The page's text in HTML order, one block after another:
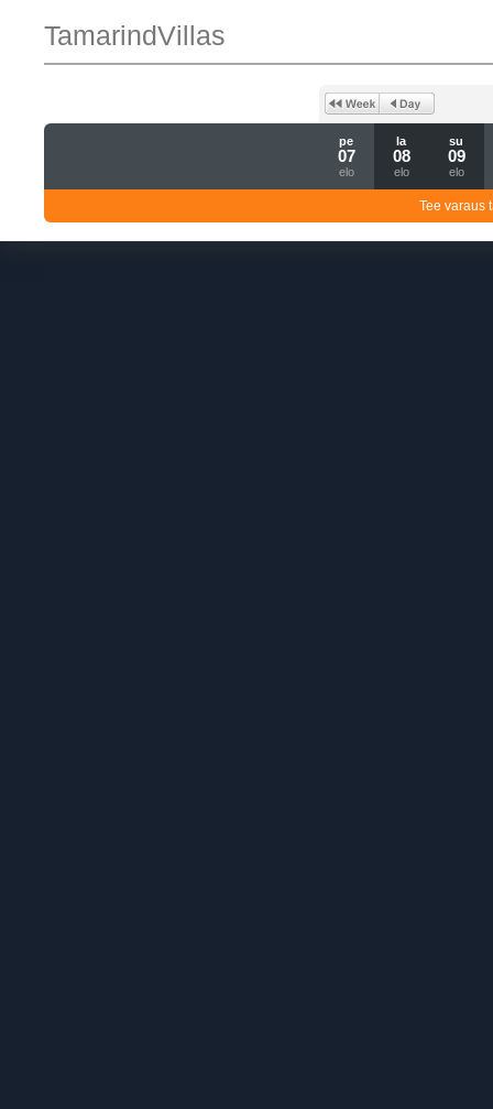
TamarindVillas
pe
07
elo
la
08
elo
su
09
elo
Tee varaus